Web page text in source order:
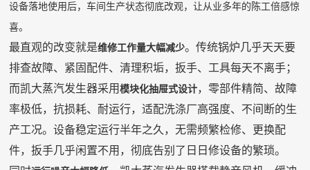
设备落地使用后，车间生产状态彻底改观，让从业多年的陈工倍感惊
喜。
最直观的改变就是维修工作量大幅减少。传统锅炉几乎天天要
排查故障、紧固配件、清理积垢，扳手、工具每天不离手；
而凯大蒸汽发生器采用模块化抽屉式设计，零部件精简、故障
率极低，抗损耗、耐运行，适配洗涤厂高强度、不间断的生
产工况。设备稳定运行半年之久，无需频繁检修、更换配
件，扳手几乎闲置不用，彻底告别了日日修设备的繁琐。